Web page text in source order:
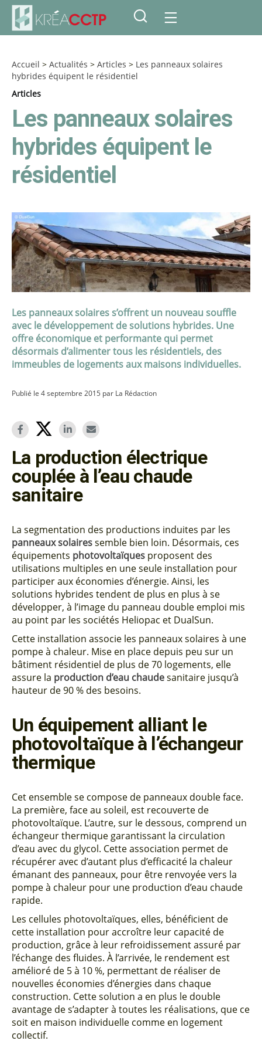
Accueil > Actualités > Articles > Les panneaux solaires
hybrides équipent le résidentiel
Articles
Les panneaux solaires
hybrides équipent le
résidentiel
Les panneaux solaires s’offrent un nouveau souffle
avec le développement de solutions hybrides. Une
offre économique et performante qui permet
désormais d’alimenter tous les résidentiels, des
immeubles de logements aux maisons individuelles.
Publié le 4 septembre 2015 par La Rédaction
La production électrique
couplée à l’eau chaude
sanitaire
La segmentation des productions induites par les
panneaux solairessemble bien loin. Désormais, ces
équipements photovoltaïques proposent des
utilisations multiples en une seule installation pour
participer aux économies d’énergie. Ainsi, les
solutions hybrides tendent de plus en plus à se
développer, à l’image du panneau double emploi mis
au point par les sociétés Heliopac et DualSun.
Cette installation associe les panneaux solaires à une
pompe à chaleur. Mise en place depuis peu sur un
bâtiment résidentiel de plus de 70 logements, elle
assure la production d’eau chaudesanitaire jusqu’à
hauteur de 90 % des besoins.
Un équipement alliant le
photovoltaïque à l’échangeur
thermique
Cet ensemble se compose de panneaux double face.
La première, face au soleil, est recouverte de
photovoltaïque. L’autre, sur le dessous, comprend un
échangeur thermique garantissant la circulation
d’eau avec du glycol. Cette association permet de
récupérer avec d’autant plus d’efficacité la chaleur
émanant des panneaux, pour être renvoyée vers la
pompe à chaleur pour une production d’eau chaude
rapide.
Les cellules photovoltaïques, elles, bénéficient de
cette installation pour accroître leur capacité de
production, grâce à leur refroidissement assuré par
l’échange des fluides. À l’arrivée, le rendement est
amélioré de 5 à 10 %, permettant de réaliser de
nouvelles économies d’énergies dans chaque
construction. Cette solution a en plus le double
avantage de s’adapter à toutes les réalisations, que ce
soit en maison individuelle comme en logement
collectif.